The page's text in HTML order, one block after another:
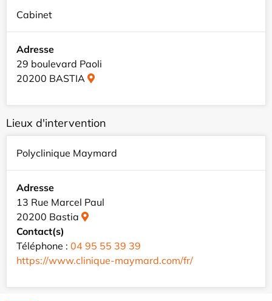
Cabinet
Adresse
29 boulevard Paoli
20200 BASTIA
Lieux d'intervention
Polyclinique Maymard
Adresse
13 Rue Marcel Paul
20200 Bastia
Contact(s)
Téléphone : 04 95 55 39 39
https://www.clinique-maymard.com/fr/